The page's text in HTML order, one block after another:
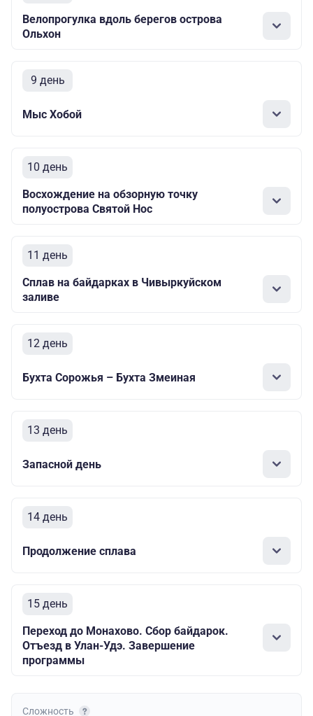
Велопрогулка вдоль берегов острова
Ольхон
9 день
Мыс Хобой
10 день
Восхождение на обзорную точку
полуострова Святой Нос
11 день
Сплав на байдарках в Чивыркуйском
заливе
12 день
Бухта Сорожья – Бухта Змеиная
13 день
Запасной день
14 день
Продолжение сплава
15 день
Переход до Монахово. Сбор байдарок.
Отъезд в Улан-Удэ. Завершение
программы
Сложность